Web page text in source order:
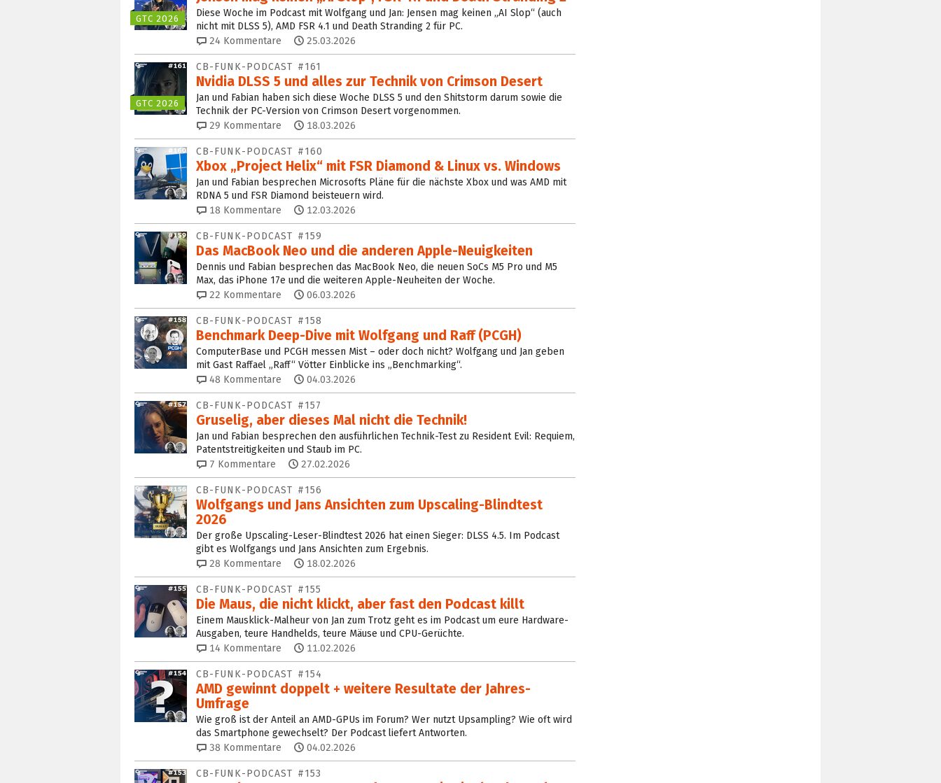
GTC 2026
Diese Woche im Podcast mit Wolfgang und Jan: Jensen mag keinen „AI Slop“ (auch
nicht mit DLSS 5), AMD FSR 4.1 und Death Stranding 2 für PC.
24 Kommentare 25.03.2026
GTC 2026
CB-FUNK-PODCAST #161
Nvidia DLSS 5 und alles zur Technik von Crimson Desert
Jan und Fabian haben sich diese Woche DLSS 5 und den Shitstorm darum sowie die
Technik der PC-Version von Crimson Desert vorgenommen.
29 Kommentare 18.03.2026
CB-FUNK-PODCAST #160
Xbox „Project Helix“ mit FSR Diamond & Linux vs. Windows
Jan und Fabian besprechen Microsofts Pläne für die nächste Xbox und was AMD mit
RDNA 5 und FSR Diamond beisteuern wird.
18 Kommentare 12.03.2026
CB-FUNK-PODCAST #159
Das MacBook Neo und die anderen Apple-Neuigkeiten
Dennis und Fabian besprechen das MacBook Neo, die neuen SoCs M5 Pro und M5
Max, das iPhone 17e und die weiteren Apple-Neuheiten der Woche.
22 Kommentare 06.03.2026
CB-FUNK-PODCAST #158
Benchmark Deep-Dive mit Wolfgang und Raff (PCGH)
ComputerBase und PCGH messen Mist – oder doch nicht? Wolfgang und Jan geben
mit Gast Raffael „Raff“ Vötter Einblicke ins „Benchmarking“.
48 Kommentare 04.03.2026
CB-FUNK-PODCAST #157
Gruselig, aber dieses Mal nicht die Technik!
Jan und Fabian besprechen den ausführlichen Technik-Test zu Resident Evil: Requiem,
Patentstreitigkeiten und Staub im PC.
7 Kommentare 27.02.2026
CB-FUNK-PODCAST #156
Wolfgangs und Jans Ansichten zum Upscaling-Blindtest
2026
Der große Upscaling-Leser-Blindtest 2026 hat einen Sieger: DLSS 4.5. Im Podcast
gibt es Wolfgangs und Jans Ansichten zum Ergebnis.
28 Kommentare 18.02.2026
CB-FUNK-PODCAST #155
Die Maus, die nicht klickt, aber fast den Podcast killt
Einem Mausklick-Malheur von Jan zum Trotz geht es im Podcast um eure Hardware-
Ausgaben, teure Handhelds, teure Mäuse und CPU-Gerüchte.
14 Kommentare 11.02.2026
CB-FUNK-PODCAST #154
AMD gewinnt doppelt + weitere Resultate der Jahres-
Umfrage
Wie groß ist der Anteil an AMD-GPUs im Forum? Wer nutzt Upsampling? Wie oft wird
das Smartphone gewechselt? Der Podcast liefert Antworten.
38 Kommentare 04.02.2026
CB-FUNK-PODCAST #153